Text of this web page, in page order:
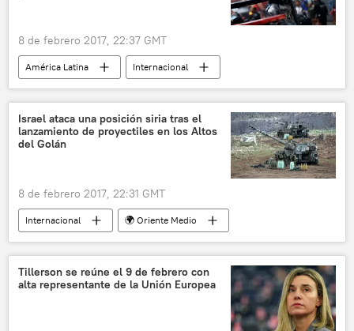
8 de febrero 2017, 22:37 GMT
América Latina
Internacional
Río de Janeiro
Brasil
Policía Militar de Brasil
huelga
noticias
Israel ataca una posición siria tras el
lanzamiento de proyectiles en los Altos
del Golán
8 de febrero 2017, 22:31 GMT
Internacional
🌍 Oriente Medio
Israel
Siria
Altos del Golán
noticias
Tillerson se reúne el 9 de febrero con
alta representante de la Unión Europea